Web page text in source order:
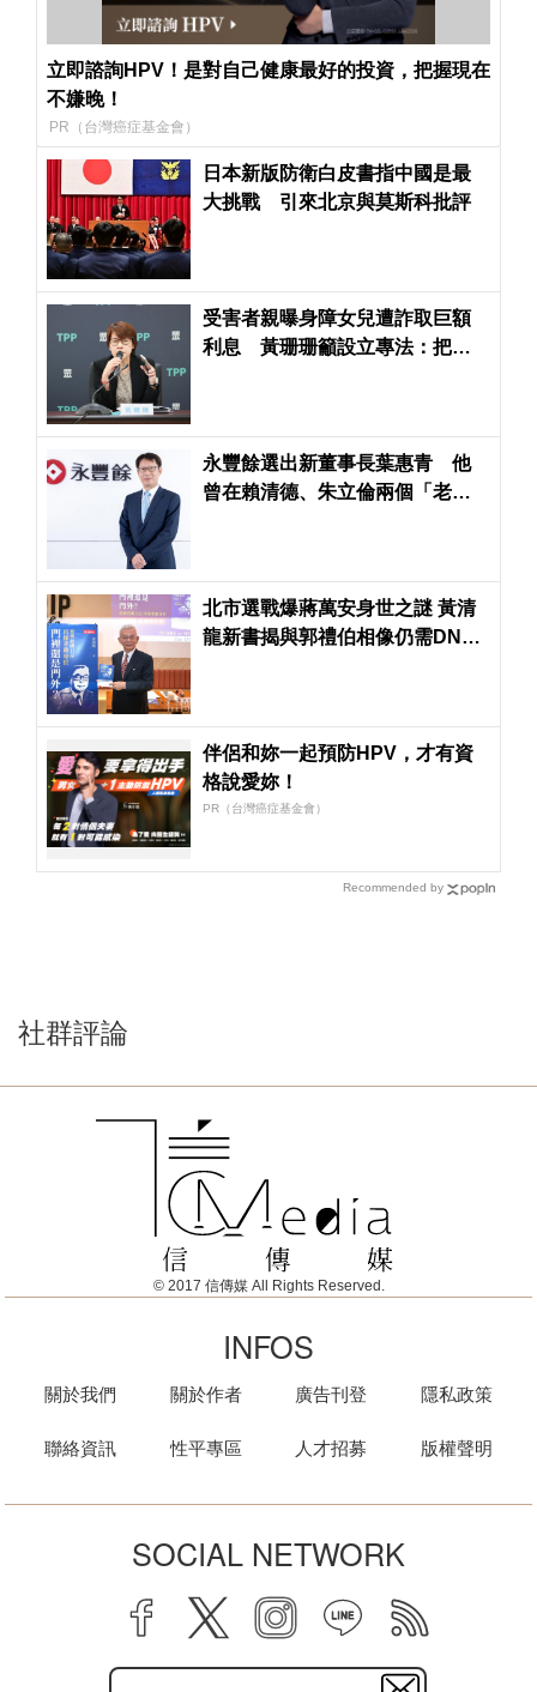
立即諮詢HPV！是對自己健康最好的投資，把握現在
不嫌晚！
PR（台灣癌症基金會）
日本新版防衛白皮書指中國是最
大挑戰 引來北京與莫斯科批評
受害者親曝身障女兒遭詐取巨額
利息 黃珊珊籲設立專法：把融
永豐餘選出新董事長葉惠青 他
曾在賴清德、朱立倫兩個「老
北市選戰爆蔣萬安身世之謎 黃清
龍新書揭與郭禮伯相像仍需DNA
伴侶和妳一起預防HPV，才有資
格說愛妳！
PR（台灣癌症基金會）
Recommended by
社群評論
© 2017 信傳媒 All Rights Reserved.
INFOS
關於我們
聯絡資訊
關於作者
性平專區
廣告刊登
人才招募
隱私政策
版權聲明
SOCIAL NETWORK
facebook twitter instagram